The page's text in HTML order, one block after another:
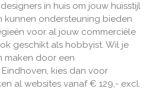
in huis om jouw huisstijl
kunnen ondersteuning bieden
voor al jouw commerciële
geschikt als hobbyist. Wil je
maken door een
kies dan voor
al websites vanaf € 129,- excl.